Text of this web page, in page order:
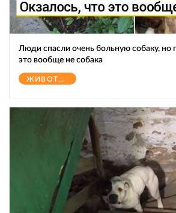
Люди спасли очень больную собаку, но
это вообще не собака
ЖИВОТНЫЕ